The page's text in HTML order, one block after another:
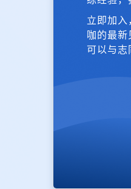
立即加
咖的最
可以与志